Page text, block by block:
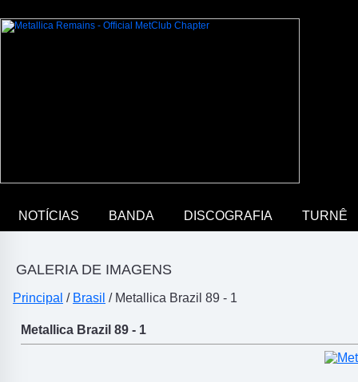
NOTÍCIAS BANDA DISCOGRAFIA TURNÊ
GALERIA DE IMAGENS
Principal / Brasil / Metallica Brazil 89 - 1
Metallica Brazil 89 - 1